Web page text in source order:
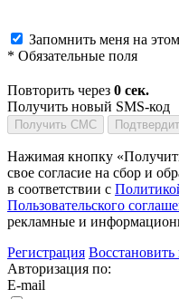
Запомнить меня на
* Обязательные поля
Повторить через 0 сек.
Получить новый SMS-код
Получить СМС
Нажимая кнопку
свое согласие на сбор и
в соответствии с
Пользовательского
рекламные и
Регистрация Восстановить
Авторизация по:
E-mail